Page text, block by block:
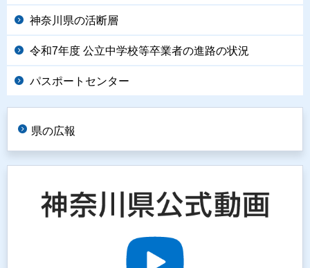
神奈川県の活断層
令和7年度 公立中学校等卒業者の進路の状況
パスポートセンター
県の広報